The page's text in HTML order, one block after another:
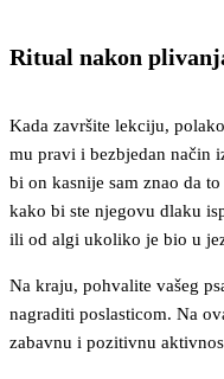
Ritual nakon
Kada završite lekciju,
mu pravi i bezbjedan način
bi on kasnije sam znao da
kako bi ste njegovu dlaku
ili od algi ukoliko je bio u
Na kraju, pohvalite vašeg
nagraditi poslasticom. Na
zabavnu i pozitivnu